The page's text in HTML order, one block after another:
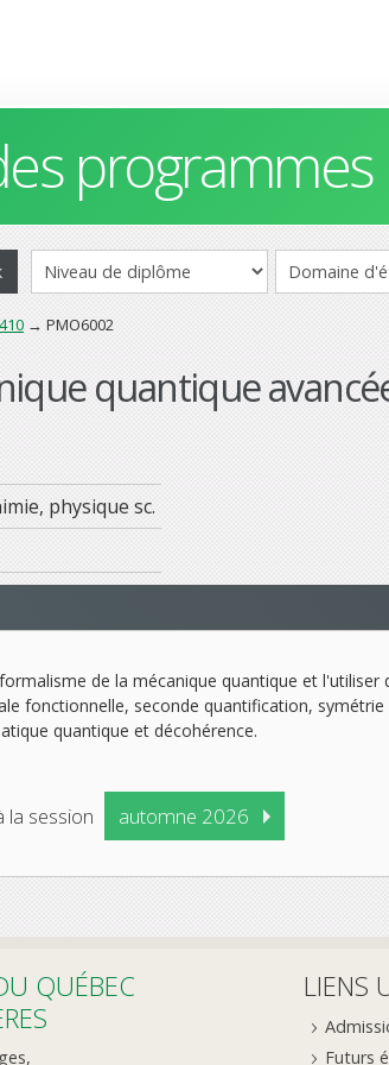
→ PMO6002
quantique
physique sc.
de la mécanique quantique et
fonctionnelle, seconde quantification,
quantique et décohérence.
la session automne 2026
QUÉBEC
LIENS
Futurs